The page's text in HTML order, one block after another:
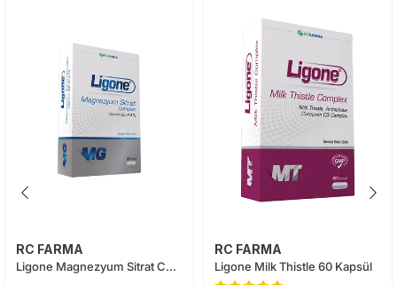
RC FARMA
Ligone Magnezyum Sitrat Complex 60 Tablet
RC FARMA
Ligone Milk Thistle 60 Kapsül